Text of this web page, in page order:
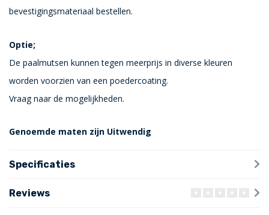
bevestigingsmateriaal bestellen.
Optie;
De paalmutsen kunnen tegen meerprijs in diverse kleuren
worden voorzien van een poedercoating.
Vraag naar de mogelijkheden.
Genoemde maten zijn Uitwendig
Specificaties
Reviews